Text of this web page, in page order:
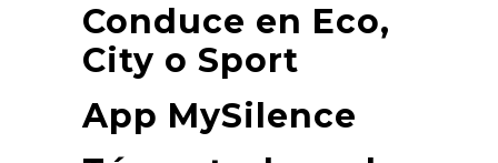
Conduce en Eco,
City o Sport
App MySilence